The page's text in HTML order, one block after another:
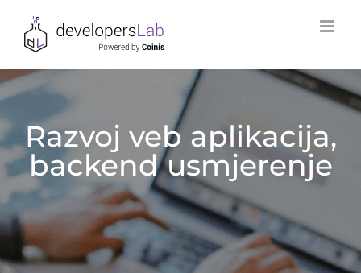
content
Razvoj veb aplikacija,
backend usmjerenje